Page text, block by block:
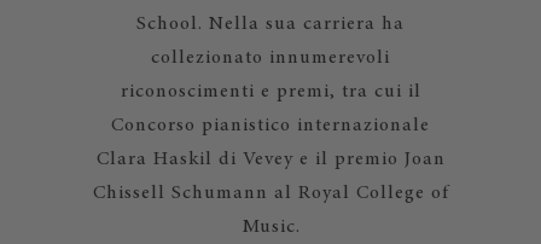
School. Nella sua carriera ha
collezionato innumerevoli
riconoscimenti e premi, tra cui il
Concorso pianistico internazionale
Clara Haskil di Vevey e il premio Joan
Chissell Schumann al Royal College of
Music.